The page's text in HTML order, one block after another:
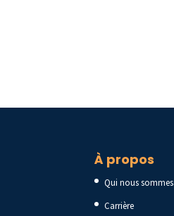
À propos
Qui nous sommes
Carrière